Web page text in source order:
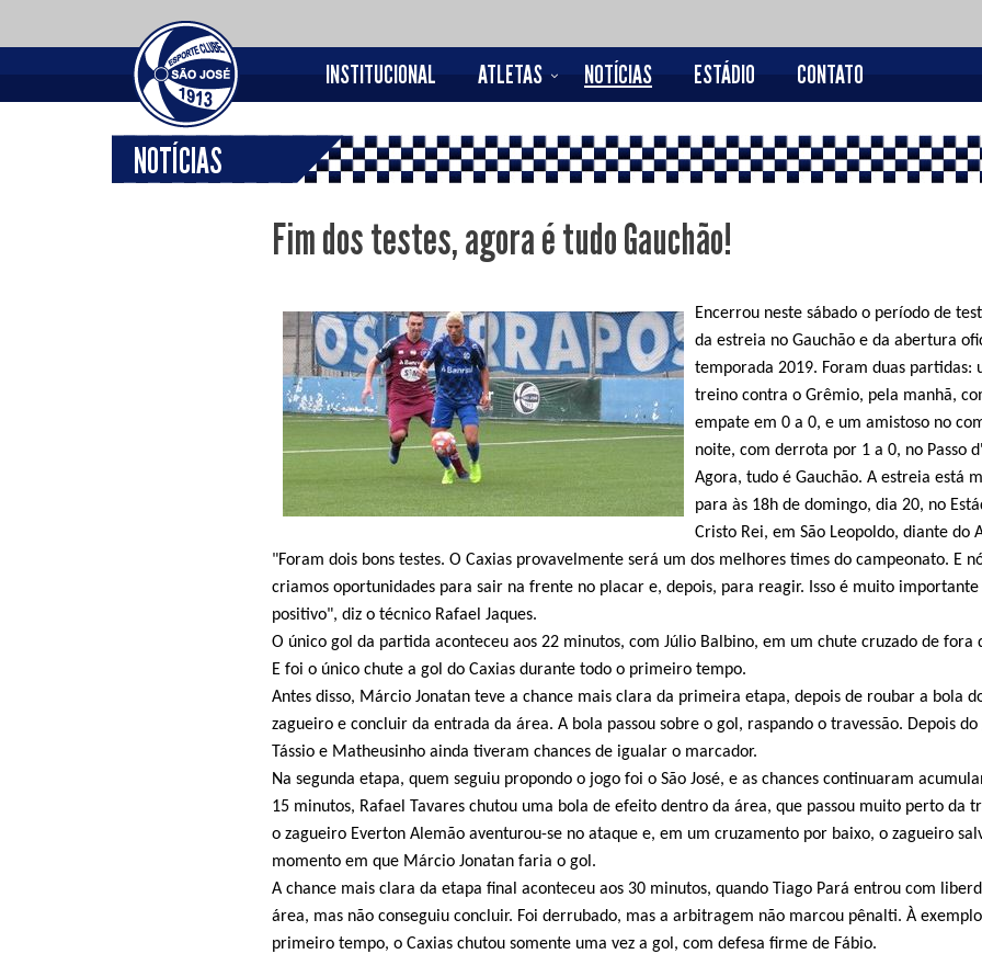
INSTITUCIONAL ATLETAS NOTÍCIAS ESTÁDIO CONTATO
NOTÍCIAS
Fim dos testes, agora é tudo Gauchão!
Encerrou neste sábado o período de
da estreia no Gauchão e da abertura
temporada 2019. Foram duas partidas:
treino contra o Grêmio, pela manhã,
empate em 0 a 0, e um amistoso no
noite, com derrota por 1 a 0, no Passo
Agora, tudo é Gauchão. A estreia está
para às 18h de domingo, dia 20, no
Cristo Rei, em São Leopoldo, diante do
"Foram dois bons testes. O Caxias provavelmente será um dos melhores times do campeonato. E
criamos oportunidades para sair na frente no placar e, depois, para reagir. Isso é muito importante
positivo", diz o técnico Rafael Jaques.
O único gol da partida aconteceu aos 22 minutos, com Júlio Balbino, em um chute cruzado de fora
E foi o único chute a gol do Caxias durante todo o primeiro tempo.
Antes disso, Márcio Jonatan teve a chance mais clara da primeira etapa, depois de roubar a bola
zagueiro e concluir da entrada da área. A bola passou sobre o gol, raspando o travessão. Depois do
Tássio e Matheusinho ainda tiveram chances de igualar o marcador.
Na segunda etapa, quem seguiu propondo o jogo foi o São José, e as chances continuaram
15 minutos, Rafael Tavares chutou uma bola de efeito dentro da área, que passou muito perto da
o zagueiro Everton Alemão aventurou-se no ataque e, em um cruzamento por baixo, o zagueiro
momento em que Márcio Jonatan faria o gol.
A chance mais clara da etapa final aconteceu aos 30 minutos, quando Tiago Pará entrou com
área, mas não conseguiu concluir. Foi derrubado, mas a arbitragem não marcou pênalti. À
primeiro tempo, o Caxias chutou somente uma vez a gol, com defesa firme de Fábio.